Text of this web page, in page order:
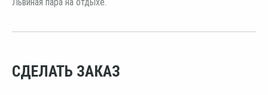
СДЕЛАТЬ ЗАКАЗ